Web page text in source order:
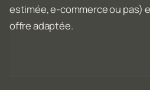
estimée, e-commerce ou pas)
offre adaptée.